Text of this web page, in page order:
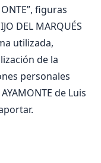
figuras
DEL MARQUÉS
utilizada,
de la
personales
de Luis